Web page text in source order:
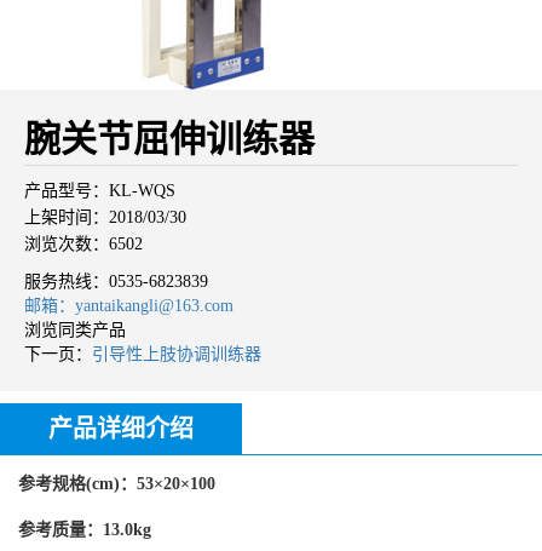
腕关节屈伸训练器
产品型号：KL-WQS
上架时间：2018/03/30
浏览次数：6502
服务热线： 0535-6823839
邮箱：yantaikangli@163.com
浏览同类产品
下一页： 引导性上肢协调训练器
产品详细介绍
参考规格(cm)：53×20×100
参考质量：13.0kg